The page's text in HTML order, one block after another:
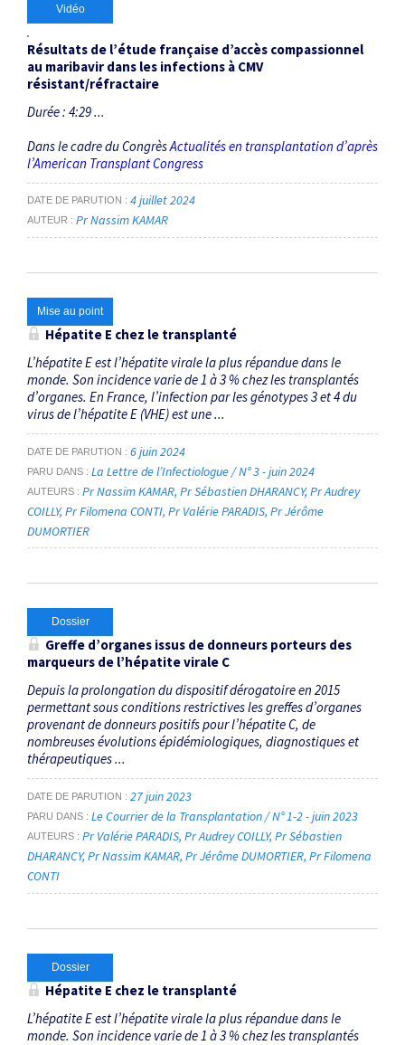
Vidéo
Résultats de l’étude française d’accès compassionnel
au maribavir dans les infections à CMV
résistant/réfractaire
Durée : 4:29 ...
Dans le cadre du CongrèsActualités en transplantation d’après
l’American Transplant Congress
DATE DE PARUTION 4 juillet 2024
AUTEUR Pr Nassim KAMAR
Mise au point
Hépatite E chez le transplanté
L’hépatite E est l’hépatite virale la plus répandue dans le
monde. Son incidence varie de 1 à 3 % chez les transplantés
d’organes. En France, l’infection par les génotypes 3 et 4 du
virus de l’hépatite E (VHE) est une ...
DATE DE PARUTION 6 juin 2024
PARU DANS La Lettre de l’Infectiologue / N° 3 - juin 2024
AUTEURS Pr Nassim KAMAR Pr Sébastien DHARANCY Pr Audrey
COILLY Pr Filomena CONTI Pr Valérie PARADIS Pr Jérôme
DUMORTIER
Dossier
Greffe d’organes issus de donneurs porteurs des
marqueurs de l’hépatite virale C
Depuis la prolongation du dispositif dérogatoire en 2015
permettant sous conditions restrictives les greffes d’organes
provenant de donneurs positifs pour l’hépatite C, de
nombreuses évolutions épidémiologiques, diagnostiques et
thérapeutiques ...
DATE DE PARUTION 27 juin 2023
PARU DANS Le Courrier de la Transplantation / N° 1-2 - juin 2023
AUTEURS Pr Valérie PARADIS Pr Audrey COILLY Pr Sébastien
DHARANCY Pr Nassim KAMAR Pr Jérôme DUMORTIER Pr Filomena
CONTI
Dossier
Hépatite E chez le transplanté
L’hépatite E est l’hépatite virale la plus répandue dans le
monde. Son incidence varie de 1 à 3 % chez les transplantés